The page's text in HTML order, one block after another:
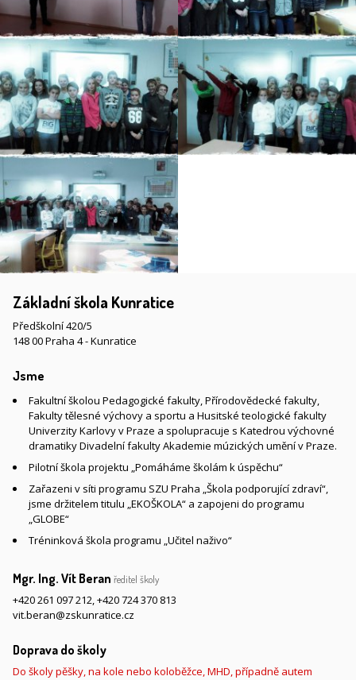
Základní škola Kunratice
Předškolní 420/5
148 00 Praha 4 - Kunratice
Jsme
Fakultní školou Pedagogické fakulty, Přírodovědecké fakulty,
Fakulty tělesné výchovy a sportu a Husitské teologické fakulty
Univerzity Karlovy v Praze a spolupracuje s Katedrou výchovné
dramatiky Divadelní fakulty Akademie múzických umění v Praze.
Pilotní škola projektu „Pomáháme školám k úspěchu“
Zařazeni v síti programu SZU Praha „Škola podporující zdraví“,
jsme držitelem titulu „EKOŠKOLA“ a zapojeni do programu
„GLOBE“
Tréninková škola programu „Učitel naživo“
Mgr. Ing. Vít Beran ředitel školy
+420 261 097 212,+420 724 370 813
vit.beran@zskunratice.cz
Doprava do školy
Do školy pěšky, na kole nebo koloběžce, MHD, případně autem